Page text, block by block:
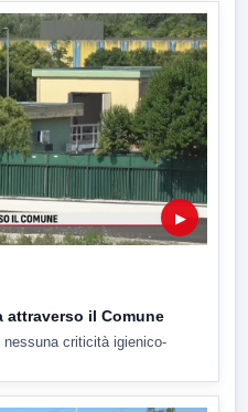
▶
attraverso il Comune
criticità igienico-